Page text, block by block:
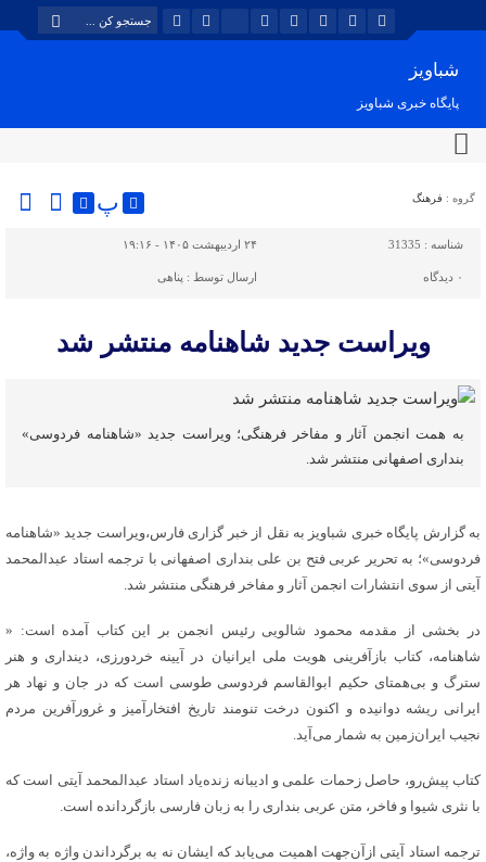
شباویز
پایگاه خبری شباویز
گروه : فرهنگ پ
شناسه : 31335 ۲۴ اردیبهشت ۱۴۰۵ - ۱۹:۱۶
۰ دیدگاه ارسال توسط : پناهی
ویراست جدید شاهنامه منتشر شد
به همت انجمن آثار و مفاخر فرهنگی؛ ویراست جدید «شاهنامه فردوسی»
بنداری اصفهانی منتشر شد.
به گزارش پایگاه خبری شباویز به نقل از خبر گزاری فارس،ویراست جدید «شاهنامه
فردوسی»؛ به تحریر عربی فتح بن علی بنداری اصفهانی با ترجمه استاد عبدالمحمد
آیتی از سوی انتشارات انجمن آثار و مفاخر فرهنگی منتشر شد.
در بخشی از مقدمه محمود شالویی رئیس انجمن بر این کتاب آمده است: «
شاهنامه، کتاب بازآفرینی هویت ملی ایرانیان در آیینه خردورزی، دینداری و هنر
سترگ و بی‌همتای حکیم ابوالقاسم فردوسی طوسی است که در جان و نهاد هر
ایرانی ریشه دوانیده و اکنون درخت تنومند تاریخ افتخارآمیز و غرورآفرین مردم
نجیب ایران‌زمین به شمار می‌آید.
کتاب پیش‌رو، حاصل زحمات علمی و ادیبانه زنده‌یاد استاد عبدالمحمد آیتی است که
با نثری شیوا و فاخر، متن عربی بنداری را به زبان فارسی بازگردانده است.
ترجمه استاد آیتی ازآن‌جهت اهمیت می‌یابد که ایشان نه به برگرداندن واژه به واژه،